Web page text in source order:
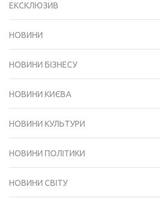
ЕКСКЛЮЗИВ
НОВИНИ
НОВИНИ БІЗНЕСУ
НОВИНИ КИЄВА
НОВИНИ КУЛЬТУРИ
НОВИНИ ПОЛІТИКИ
НОВИНИ СВІТУ